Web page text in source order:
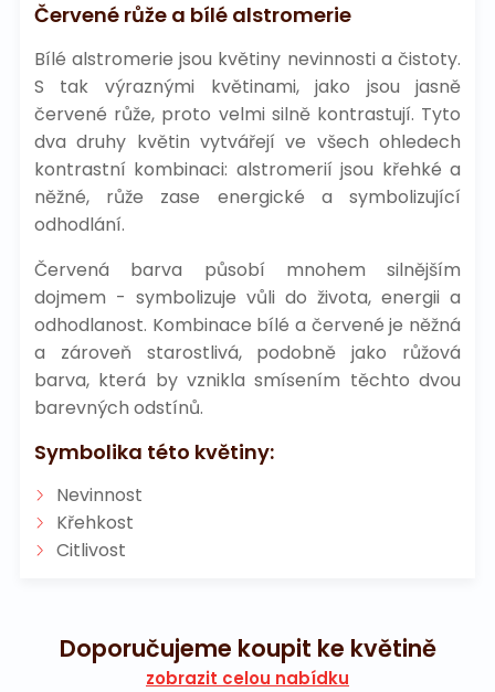
Červené růže a bílé alstromerie
Bílé alstromerie jsou květiny nevinnosti a čistoty.
S tak výraznými květinami, jako jsou jasně
červené růže, proto velmi silně kontrastují. Tyto
dva druhy květin vytvářejí ve všech ohledech
kontrastní kombinaci: alstromerií jsou křehké a
něžné, růže zase energické a symbolizující
odhodlání.
Červená barva působí mnohem silnějším
dojmem - symbolizuje vůli do života, energii a
odhodlanost. Kombinace bílé a červené je něžná
a zároveň starostlivá, podobně jako růžová
barva, která by vznikla smísením těchto dvou
barevných odstínů.
Symbolika této květiny:
Nevinnost
Křehkost
Citlivost
Doporučujeme koupit ke květině
zobrazit celou nabídku